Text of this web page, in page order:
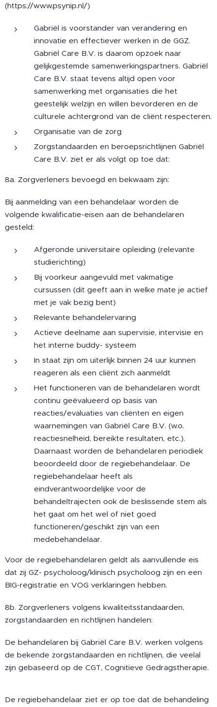
(https://www.psynip.nl/)
Gabriël is voorstander van verandering en
innovatie en effectiever werken in de GGZ.
Gabriël Care B.V. is daarom opzoek naar
gelijkgestemde samenwerkingspartners. Gabriël
Care B.V. staat tevens altijd open voor
samenwerking met organisaties die het
geestelijk welzijn en willen bevorderen en de
culturele achtergrond van de cliënt respecteren.
Organisatie van de zorg
Zorgstandaarden en beroepsrichtlijnen Gabriël
Care B.V. ziet er als volgt op toe dat:
8a. Zorgverleners bevoegd en bekwaam zijn:
Bij aanmelding van een behandelaar worden de
volgende kwalificatie-eisen aan de behandelaren
gesteld:
Afgeronde universitaire opleiding (relevante
studierichting)
Bij voorkeur aangevuld met vakmatige
cursussen (dit geeft aan in welke mate je actief
met je vak bezig bent)
Relevante behandelervaring
Actieve deelname aan supervisie, intervisie en
het interne buddy- systeem
In staat zijn om uiterlijk binnen 24 uur kunnen
reageren als een cliënt zich aanmeldt
Het functioneren van de behandelaren wordt
continu geëvalueerd op basis van
reacties/evaluaties van cliënten en eigen
waarnemingen van Gabriël Care B.V. (w.o.
reactiesnelheid, bereikte resultaten, etc.).
Daarnaast worden de behandelaren periodiek
beoordeeld door de regiebehandelaar. De
regiebehandelaar heeft als
eindverantwoordelijke voor de
behandeltrajecten ook de beslissende stem als
het gaat om het wel of niet goed
functioneren/geschikt zijn van een
medebehandelaar.
Voor de regiebehandelaren geldt als aanvullende eis
dat zij GZ- psycholoog/klinisch psycholoog zijn en een
BIG-registratie en VOG verklaringen hebben.
8b. Zorgverleners volgens kwaliteitsstandaarden,
zorgstandaarden en richtlijnen handelen:
De behandelaren bij Gabriël Care B.V. werken volgens
de bekende zorgstandaarden en richtlijnen, die veelal
zijn gebaseerd op de CGT, Cognitieve Gedragstherapie.
De regiebehandelaar ziet er op toe dat de behandeling